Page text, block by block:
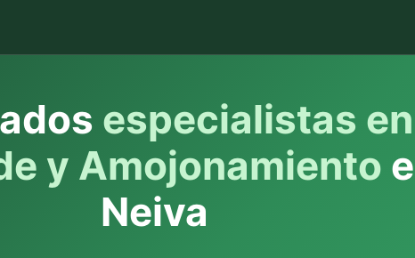
especialistas en
y Amojonamiento
Neiva